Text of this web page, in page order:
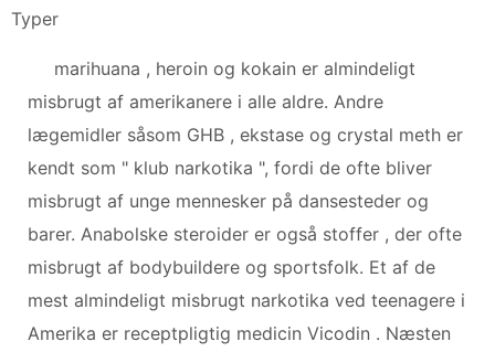
Typer
marihuana , heroin og kokain er almindeligt
misbrugt af amerikanere i alle aldre. Andre
lægemidler såsom GHB , ekstase og crystal meth er
kendt som " klub narkotika ", fordi de ofte bliver
misbrugt af unge mennesker på dansesteder og
barer. Anabolske steroider er også stoffer , der ofte
misbrugt af bodybuildere og sportsfolk. Et af de
mest almindeligt misbrugt narkotika ved teenagere i
Amerika er receptpligtig medicin Vicodin . Næsten